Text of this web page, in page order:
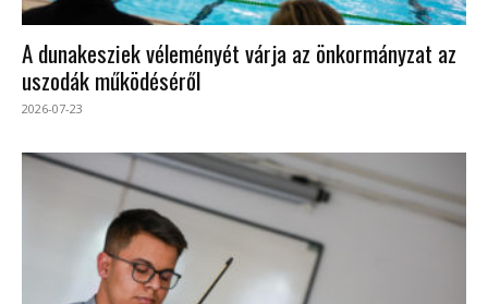
A dunakesziek véleményét várja az önkormányzat az
uszodák működéséről
2026-07-23